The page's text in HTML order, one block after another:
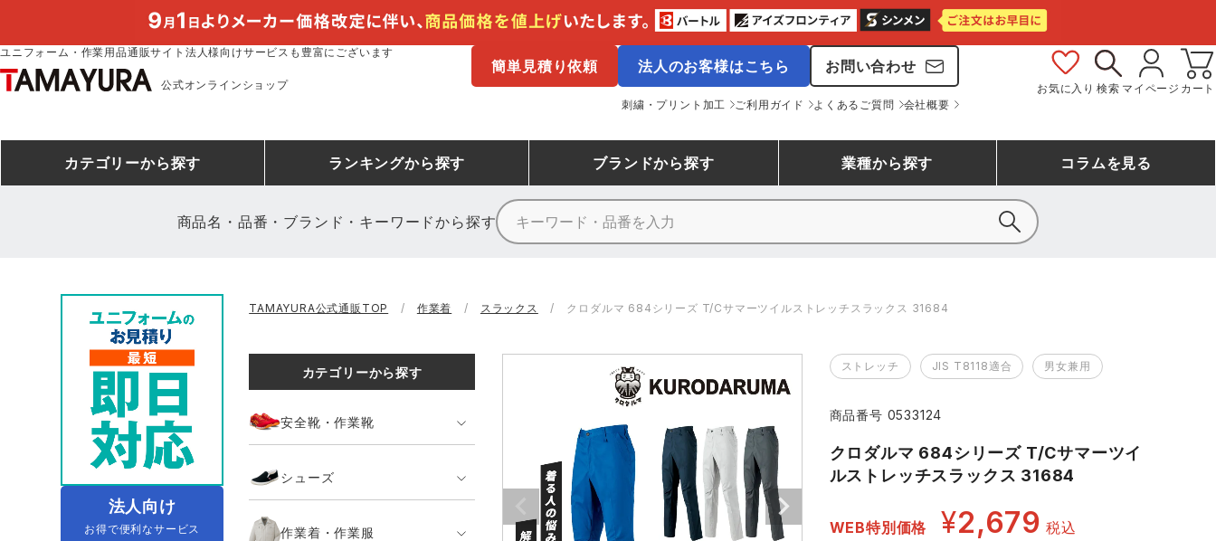
ユニフォーム・作業用品通販サイト法人様向けサービスも豊富にございます
公式オンラインショップ
簡単見積り依頼 法人のお客様はこちら お問い合わせ
刺繍・プリント加工 ご利用ガイド よくあるご質問 会社概要
お気に入り 検索 マイページ カート
カテゴリーから探す
防寒着
コンプレッションウェア 作業用ポロシャツ レインウェア・カッパ
ヤッケ 作業用小物・アクセサリー類 鞄・バッグ類
ファン付きウェア（空調服シリー
ズ）
電熱ウェア・ヒートウェア 刺繍・プリント加工対象商品
ランキングから探す
ミズノ安全靴ランキング
空調服ランキング コンプレッションウェアランキング 作業用ポロシャツランキング 作業用手袋ランキング
レインウェアランキング アイズフロンティア ランキング TSDESIGN ランキング
アイトス ランキング ジーベック ランキング
ネーム刺繍・プリント加工対象商品
作業着
ブランドから探す
アイズフロンティア
クロダルマ 桑和 山田辰 クレヒフク
住商モンブラン ボンマックス GUSH FORCE CUP GDジャパン カーシーカシマ
シンメン 日進ゴム ハイパーV 丸五
業種から探す
農作業服
DIY・日曜大工作業服 飲食店ユニフォーム 運送・倉庫作業服 清掃・ビルメンテ作業服
夜間・高視認性安全服 医療白衣・介護服
コラムを見る
商品名・品番・ブランド・キーワードから探す
法人向け
お得で便利なサービス
TAMAYURA公式通販TOP 作業着 スラックス クロダルマ 684シリーズ T/Cサマーツイルストレッチスラックス 31684
カテゴリーから探す
安全靴・作業靴
シューズ
作業着・作業服
ストレッチ JIS T8118適合 男女兼用
商品番号 0533124
クロダルマ 684シリーズ T/Cサマーツイ
ルストレッチスラックス 31684
WEB特別価格 ¥2,679 税込